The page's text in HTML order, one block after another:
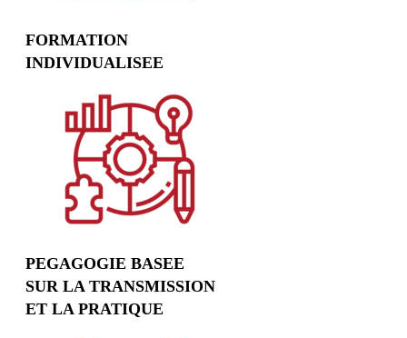
FORMATION
INDIVIDUALISEE
PEGAGOGIE BASEE
SUR LA TRANSMISSION
ET LA PRATIQUE